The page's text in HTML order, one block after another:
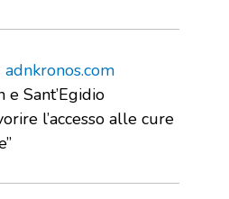
adnkronos.com
e Sant’Egidio
l’accesso alle cure